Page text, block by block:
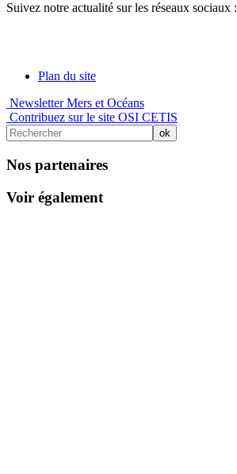
Suivez notre actualité sur les réseaux sociaux :
Plan du site
Newsletter Mers et Océans
Contribuez sur le site OSI CETIS
Nos partenaires
Voir également